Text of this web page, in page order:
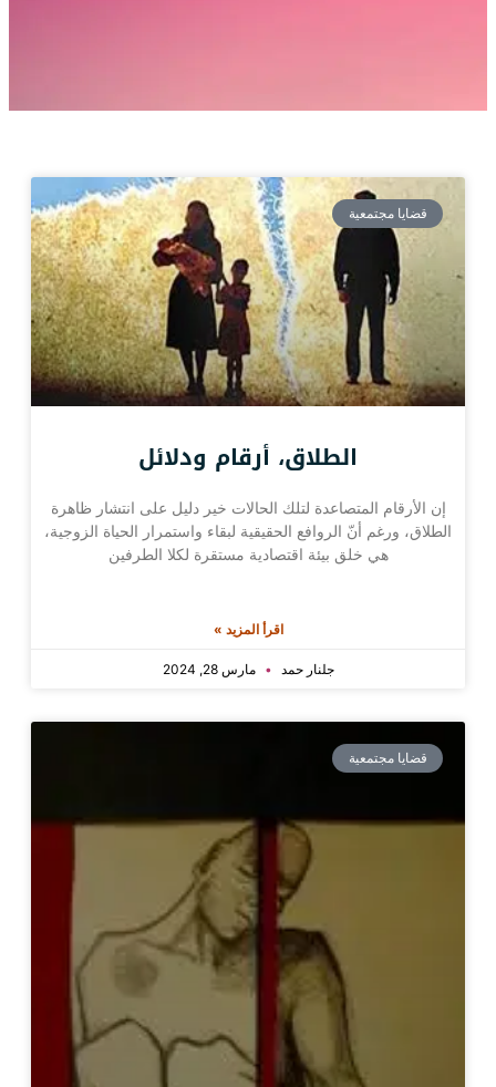
قضايا مجتمعية
الطلاق، أرقام ودلائل
إن الأرقام المتصاعدة لتلك الحالات خير دليل على انتشار ظاهرة
الطلاق، ورغم أنّ الروافع الحقيقية لبقاء واستمرار الحياة الزوجية،
هي خلق بيئة اقتصادية مستقرة لكلا الطرفين
اقرأ المزيد »
جلنار حمد مارس 28, 2024
قضايا مجتمعية